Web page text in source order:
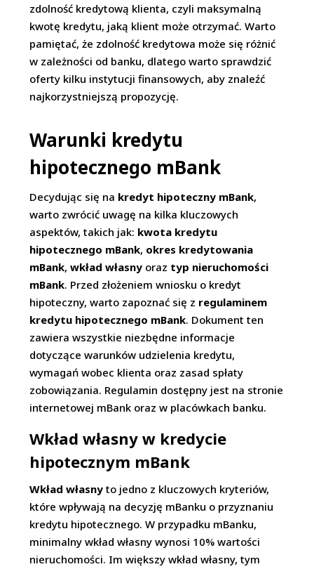
zdolność kredytową klienta, czyli maksymalną
kwotę kredytu, jaką klient może otrzymać. Warto
pamiętać, że zdolność kredytowa może się różnić
w zależności od banku, dlatego warto sprawdzić
oferty kilku instytucji finansowych, aby znaleźć
najkorzystniejszą propozycję.
Warunki kredytu
hipotecznego mBank
Decydując się na kredyt hipoteczny mBank,
warto zwrócić uwagę na kilka kluczowych
aspektów, takich jak: kwota kredytu
hipotecznego mBank, okres kredytowania
mBank,wkład własny oraz typ nieruchomości
mBank. Przed złożeniem wniosku o kredyt
hipoteczny, warto zapoznać się z regulaminem
kredytu hipotecznego mBank. Dokument ten
zawiera wszystkie niezbędne informacje
dotyczące warunków udzielenia kredytu,
wymagań wobec klienta oraz zasad spłaty
zobowiązania. Regulamin dostępny jest na stronie
internetowej mBank oraz w placówkach banku.
Wkład własny w kredycie
hipotecznym mBank
Wkład własny to jedno z kluczowych kryteriów,
które wpływają na decyzję mBanku o przyznaniu
kredytu hipotecznego. W przypadku mBanku,
minimalny wkład własny wynosi 10% wartości
nieruchomości. Im większy wkład własny, tym